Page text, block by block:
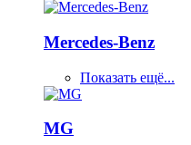
Mercedes-Benz
Показать ещё...
MG